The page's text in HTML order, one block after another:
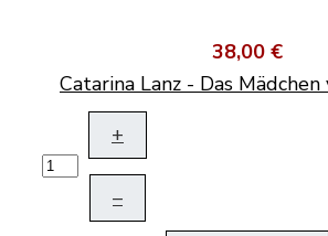
38,00 €
Catarina Lanz - Das
+
–